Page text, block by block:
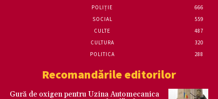
POLIȚIE
666
SOCIAL
559
CULTE
487
CULTURA
320
POLITICA
288
Recomandările editorilor
Gură de oxigen pentru Uzina Automecanica